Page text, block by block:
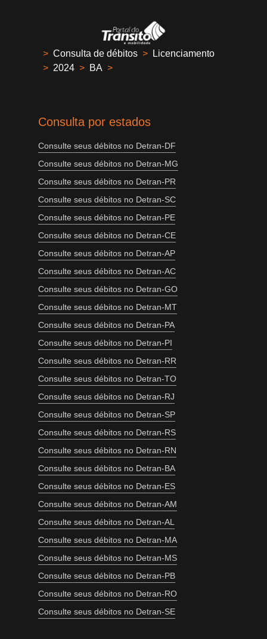
> Consulta de débitos >
Licenciamento
> 2024 > BA >
Consulta por estados
Consulte seus débitos no Detran-DF
Consulte seus débitos no Detran-MG
Consulte seus débitos no Detran-PR
Consulte seus débitos no Detran-SC
Consulte seus débitos no Detran-PE
Consulte seus débitos no Detran-CE
Consulte seus débitos no Detran-AP
Consulte seus débitos no Detran-AC
Consulte seus débitos no Detran-GO
Consulte seus débitos no Detran-MT
Consulte seus débitos no Detran-PA
Consulte seus débitos no Detran-PI
Consulte seus débitos no Detran-RR
Consulte seus débitos no Detran-TO
Consulte seus débitos no Detran-RJ
Consulte seus débitos no Detran-SP
Consulte seus débitos no Detran-RS
Consulte seus débitos no Detran-RN
Consulte seus débitos no Detran-BA
Consulte seus débitos no Detran-ES
Consulte seus débitos no Detran-AM
Consulte seus débitos no Detran-AL
Consulte seus débitos no Detran-MA
Consulte seus débitos no Detran-MS
Consulte seus débitos no Detran-PB
Consulte seus débitos no Detran-RO
Consulte seus débitos no Detran-SE